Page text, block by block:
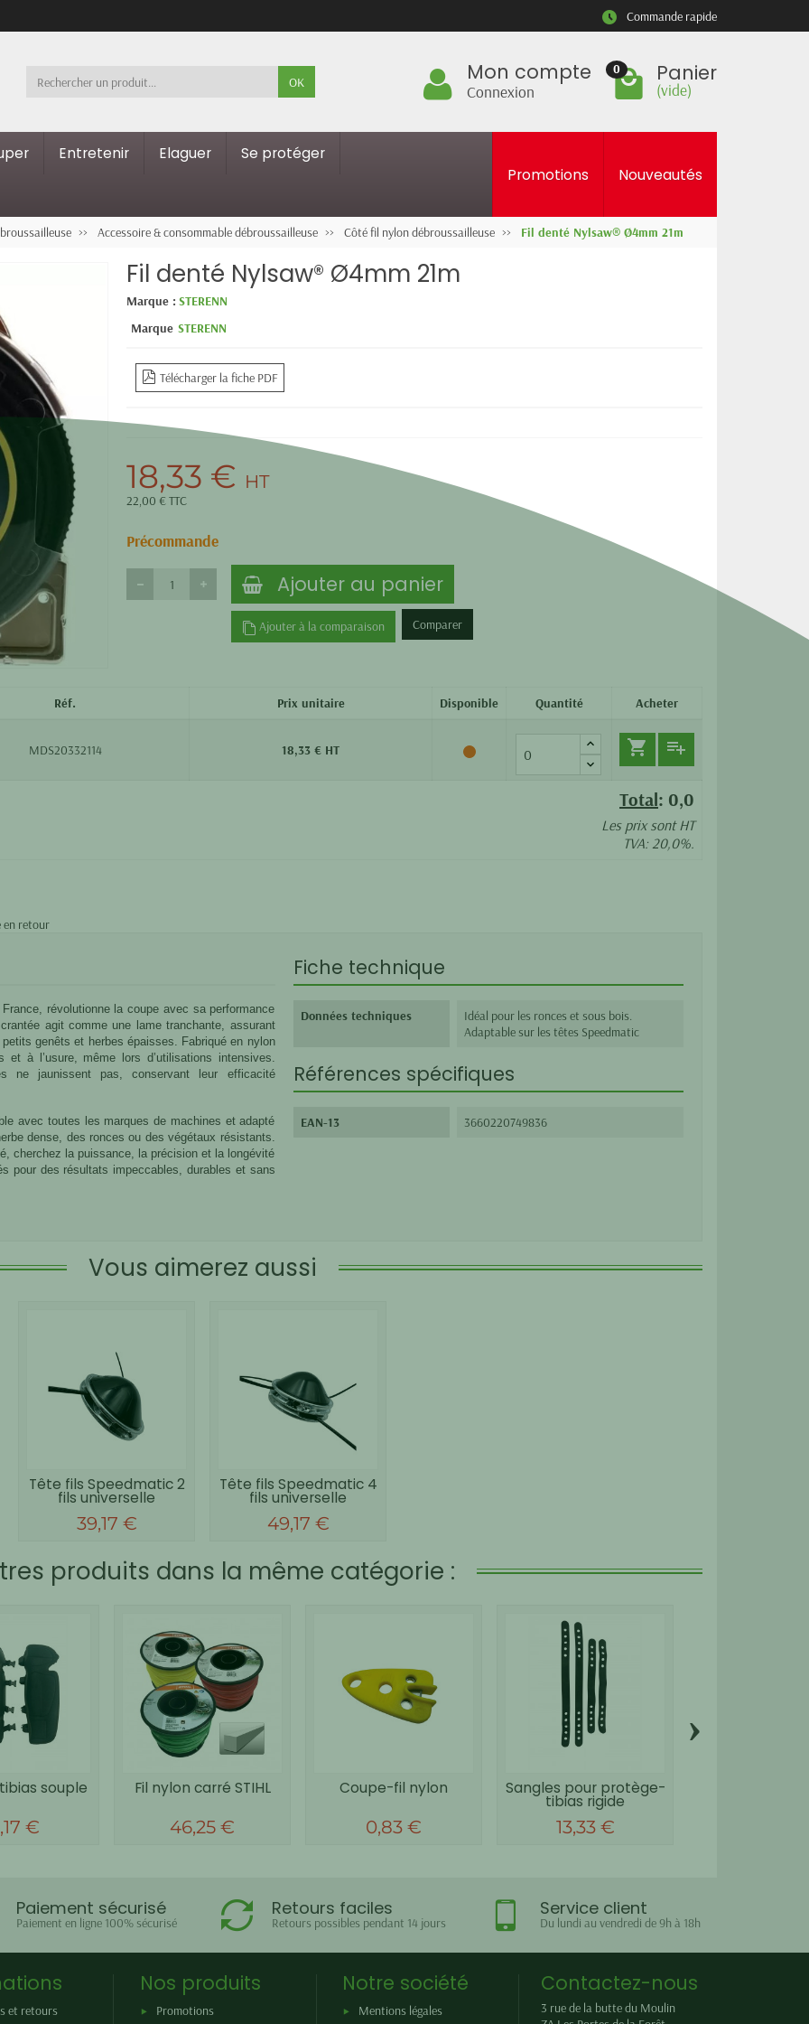
Commande rapide
OK Mon compte
Connexion
0 Panier
(vide)
Entretenir Elaguer
Se protéger
Promotions
Nouveautés
Accessoire & consommable débroussailleuse Côté fil nylon débroussailleuse Fil denté Nylsaw® Ø4mm 21m
Fil denté Nylsaw® Ø4mm 21m
Marque : STERENN
Marque STERENN
Télécharger la fiche PDF
18,33 € HT
22,00 € TTC
Précommande
Ajouter au panier
Ajouter à la comparaison Comparer
Réf. Prix unitaire Disponible Quantité Acheter
MDS20332114 18,33 € HT  
Total: 0,0
Les prix sont HT
TVA: 20,0%.
en retour
révolutionne la coupe avec sa performance
agit comme une lame tranchante, assurant
genêts et herbes épaisses. Fabriqué en nylon
à l’usure, même lors d’utilisations intensives.
ne jaunissent pas, conservant leur efficacité
avec toutes les marques de machines et adapté
dense, des ronces ou des végétaux résistants.
cherchez la puissance, la précision et la longévité
pour des résultats impeccables, durables et sans
Fiche technique
Données techniques
Idéal pour les ronces et sous bois.
Adaptable sur les têtes Speedmatic
Références spécifiques
EAN-13 3660220749836
Vous aimerez aussi
Tête fils Speedmatic 2
fils universelle
39,17 €
Tête fils Speedmatic 4
fils universelle
49,17 €
produits dans la même catégorie :
souple
€
Fil nylon carré STIHL
46,25 €
Coupe-fil nylon
0,83 €
Sangles pour protège-
tibias rigide
13,33 €
›
Paiement sécurisé
Paiement en ligne 100% sécurisé
Retours faciles
Retours possibles pendant 14 jours
Service client
Du lundi au vendredi de 9h à 18h
et retours
Nos produits
Promotions
Notre société
Mentions légales
Contactez-nous
3 rue de la butte du Moulin